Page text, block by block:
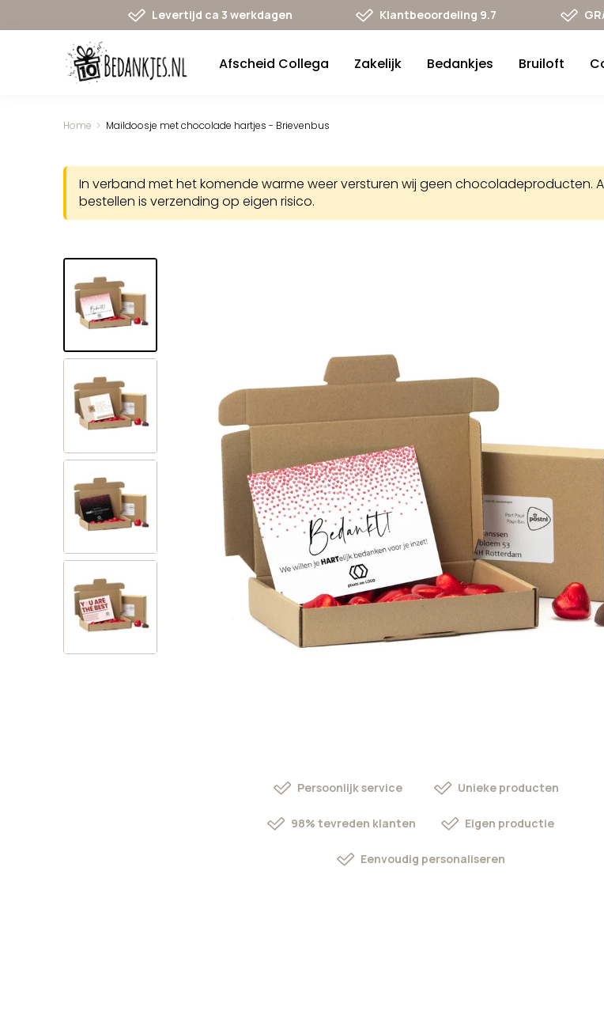
Home Maildoosje met chocolade hartjes - Brievenbus
In verband met het komende warme weer versturen wij geen chocoladeproducten.
bestellen is verzending op eigen risico.
Persoonlijk service Unieke producten
98% tevreden klanten Eigen productie
Eenvoudig personaliseren
Levertijd ca 3 werkdagen Klantbeoordeling 9.7
Afscheid Collega Zakelijk Bedankjes Bruiloft